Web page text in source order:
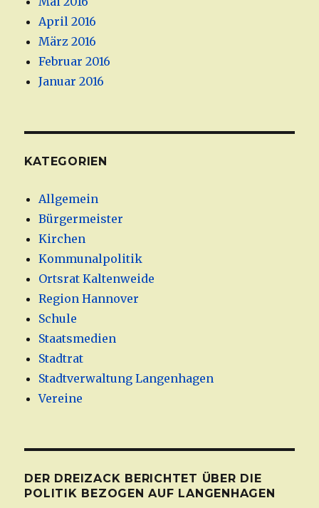
April 2016
März 2016
Februar 2016
Januar 2016
KATEGORIEN
Allgemein
Bürgermeister
Kirchen
Kommunalpolitik
Ortsrat Kaltenweide
Region Hannover
Schule
Staatsmedien
Stadtrat
Stadtverwaltung Langenhagen
Vereine
DER DREIZACK BERICHTET ÜBER DIE
POLITIK BEZOGEN AUF LANGENHAGEN